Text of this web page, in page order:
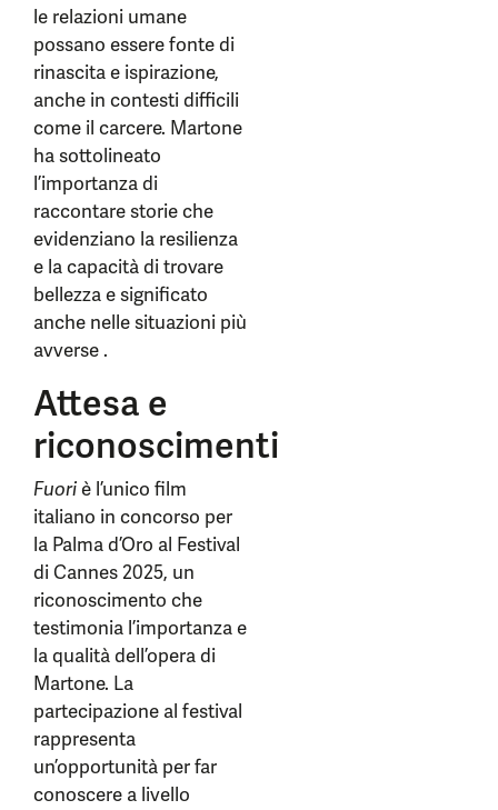
le relazioni umane
possano essere fonte di
rinascita e ispirazione,
anche in contesti difficili
come il carcere. Martone
ha sottolineato
l’importanza di
raccontare storie che
evidenziano la resilienza
e la capacità di trovare
bellezza e significato
anche nelle situazioni più
avverse .
Attesa e
riconoscimenti
Fuoriè l’unico film
italiano in concorso per
la Palma d’Oro al Festival
di Cannes 2025, un
riconoscimento che
testimonia l’importanza e
la qualità dell’opera di
Martone. La
partecipazione al festival
rappresenta
un’opportunità per far
conoscere a livello